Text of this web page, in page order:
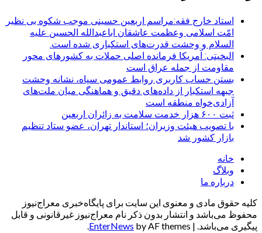
استاد خارج فقه:مراسم اربعین حسینی موجب شکوه بی نظیر
امّت اسلامی وعظمت عاشقان اباعبدالله الحسین علیه
السلام و وحشت قدرت‌های استکباری شده است.
البخیتی: آمریکا فرمانده اصلی حملات به کشورهای محور
مقاومت از جمله عراق است
بستن حساب کاربری روابط عمومی سپاه، نشانه‌ وحشت
جبهه استکبار از داده‌های دقیق و هماهنگی میان ملت‌های
آزادی‌خواه منطقه است
ثبت ۶۰۰ هزار خدمت سلامت به زائران اربعین
با تصویب هیئت وزیران؛ استاندار تهران، عضو ستاد تنظیم
بازار کشور شد
خانه
وبلاگ
درباره ما
کلیه حقوق مادی و معنوی این سایت برای پایگاه‌خبری معراج‌نیوز
محفوظ می‌باشد و انتشار بدون ذکر نام معراج‌نیوز غیرقانونی و قابل
پیگیری می‌باشد. |
EnterNews by AF themes.